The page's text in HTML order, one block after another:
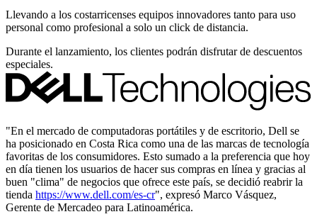
Llevando a los costarricenses equipos innovadores tanto para uso
personal como profesional a solo un click de distancia.
Durante el lanzamiento, los clientes podrán disfrutar de descuentos
especiales.
"En el mercado de computadoras portátiles y de escritorio, Dell se
ha posicionado en Costa Rica como una de las marcas de tecnología
favoritas de los consumidores. Esto sumado a la preferencia que hoy
en día tienen los usuarios de hacer sus compras en línea y gracias al
buen "clima" de negocios que ofrece este país, se decidió reabrir la
tienda https://www.dell.com/es-cr", expresó Marco Vásquez,
Gerente de Mercadeo para Latinoamérica.